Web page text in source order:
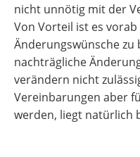
nicht unnötig mit der
Von Vorteil ist es
Änderungswünsche zu
nachträgliche
verändern nicht
Vereinbarungen aber
werden, liegt natürlich